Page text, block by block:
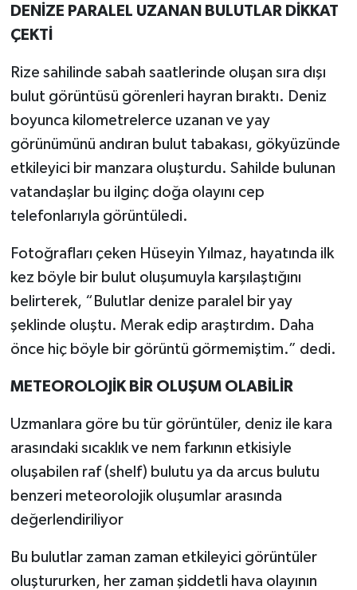
DENİZE PARALEL UZANAN BULUTLAR DİKKAT
ÇEKTİ
Rize sahilinde sabah saatlerinde oluşan sıra dışı
bulut görüntüsü görenleri hayran bıraktı. Deniz
boyunca kilometrelerce uzanan ve yay
görünümünü andıran bulut tabakası, gökyüzünde
etkileyici bir manzara oluşturdu. Sahilde bulunan
vatandaşlar bu ilginç doğa olayını cep
telefonlarıyla görüntüledi.
Fotoğrafları çeken Hüseyin Yılmaz, hayatında ilk
kez böyle bir bulut oluşumuyla karşılaştığını
belirterek, “Bulutlar denize paralel bir yay
şeklinde oluştu. Merak edip araştırdım. Daha
önce hiç böyle bir görüntü görmemiştim.” dedi.
METEOROLOJİK BİR OLUŞUM OLABİLİR
Uzmanlara göre bu tür görüntüler, deniz ile kara
arasındaki sıcaklık ve nem farkının etkisiyle
oluşabilen raf (shelf) bulutu ya da arcus bulutu
benzeri meteorolojik oluşumlar arasında
değerlendiriliyor
Bu bulutlar zaman zaman etkileyici görüntüler
oluştururken, her zaman şiddetli hava olayının